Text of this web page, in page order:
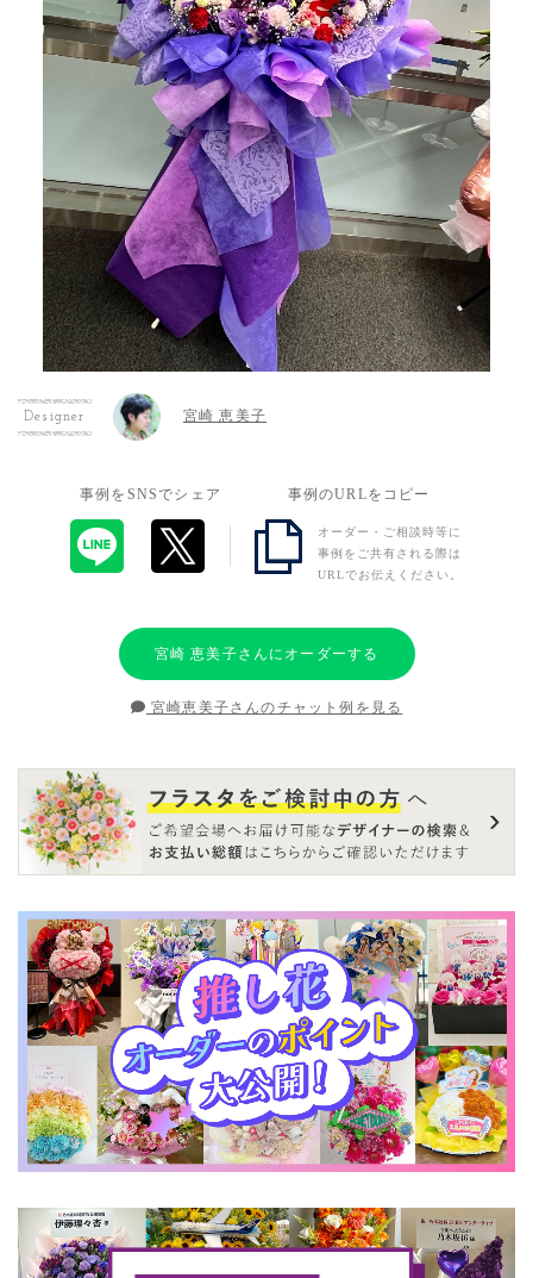
Designer 宮崎 恵美子
事例をSNSでシェア 事例のURLをコピー
オーダー・ご相談時等に
事例をご共有される際は
URLでお伝えください。
宮崎 恵美子さんにオーダーする
宮崎恵美子さんのチャット例を見る